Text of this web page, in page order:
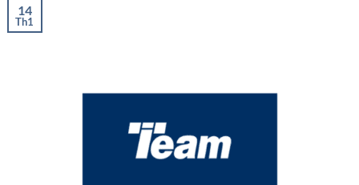
14
Th1